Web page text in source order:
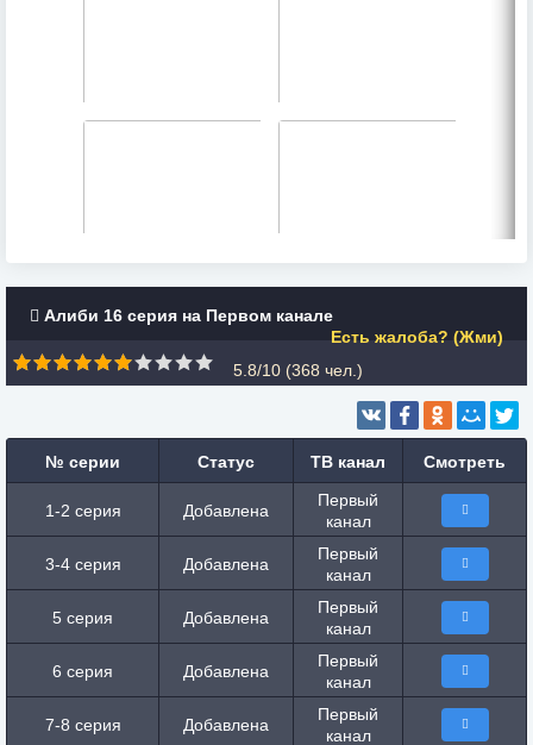
Алиби 16 серия на Первом канале
Есть жалоба? (Жми)
5.8/10 (368 чел.)
№ серии Статус ТВ канал Смотреть
1-2 серия Добавлена
Первый
канал
3-4 серия Добавлена
Первый
канал
5 серия Добавлена
Первый
канал
6 серия Добавлена
Первый
канал
7-8 серия Добавлена
Первый
канал